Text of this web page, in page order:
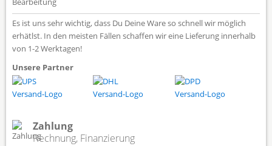
Es ist uns sehr wichtig, dass Du Deine Ware so schnell wir möglich
erhätlst. In den meisten Fällen schaffen wir eine Lieferung innerhalb
von 1-2 Werktagen!
Unsere Partner
Zahlung
Rechnung, Finanzierung